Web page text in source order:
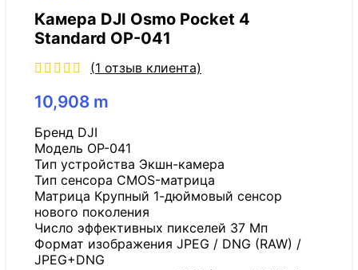
Камера DJI Osmo Pocket 4
Standard OP-041
(1 отзыв клиента)
10,908 m
Бренд DJI
Модель OP-041
Тип устройства Экшн-камера
Тип сенсора CMOS-матрица
Матрица Крупный 1-дюймовый сенсор
нового поколения
Число эффективных пикселей 37 Мп
Формат изображения JPEG / DNG (RAW) /
JPEG+DNG